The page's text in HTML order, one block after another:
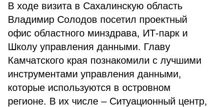
В ходе визита в Сахалинскую область
Владимир Солодов посетил проектный
офис областного минздрава, ИТ-парк и
Школу управления данными. Главу
Камчатского края познакомили с лучшими
инструментами управления данными,
которые используются в островном
регионе. В их числе – Ситуационный центр,